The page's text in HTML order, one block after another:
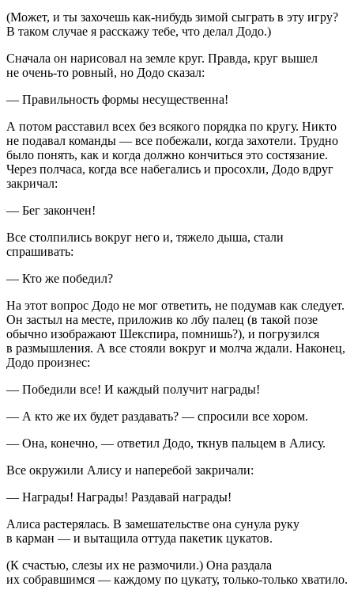
(Может, и ты захочешь как-нибудь зимой сыграть в эту игру?
В таком случае я расскажу тебе, что делал Додо.)
Сначала он нарисовал на земле круг. Правда, круг вышел
не очень-то ровный, но Додо сказал:
— Правильность формы несущественна!
А потом расставил всех без всякого порядка по кругу. Никто
не подавал команды — все побежали, когда захотели. Трудно
было понять, как и когда должно кончиться это состязание.
Через полчаса, когда все набегались и просохли, Додо вдруг
закричал:
— Бег закончен!
Все столпились вокруг него и, тяжело дыша, стали
спрашивать:
— Кто же победил?
На этот вопрос Додо не мог ответить, не подумав как следует.
Он застыл на месте, приложив ко лбу палец (в такой позе
обычно изображают Шекспира, помнишь?), и погрузился
в размышления. А все стояли вокруг и молча ждали. Наконец,
Додо произнес:
— Победили все! И каждый получит награды!
— А кто же их будет раздавать? — спросили все хором.
— Она, конечно, — ответил Додо, ткнув пальцем в Алису.
Все окружили Алису и наперебой закричали:
— Награды! Награды! Раздавай награды!
Алиса растерялась. В замешательстве она сунула руку
в карман — и вытащила оттуда пакетик цукатов.
(К счастью, слезы их не размочили.) Она раздала
их собравшимся — каждому по цукату, только-только хватило.